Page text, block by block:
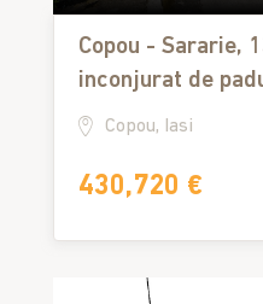
Copou - Sararie,
inconjurat de
Copou, Iasi
430,720 €